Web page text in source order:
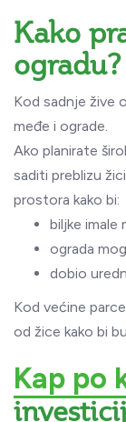
Kako
ogradu?
Kod sadnje žive
međe i ograde.
Ako planirate
saditi preblizu
prostora kako bi:
biljke imale
ograda
dobio
Kod većine
od žice kako bi
Kap po